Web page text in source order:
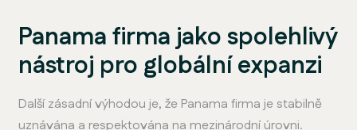
Panama firma jako spolehlivý
nástroj pro globální expanzi
Další zásadní výhodou je, že Panama firma je stabilně
uznávána a respektována na mezinárodní úrovni.